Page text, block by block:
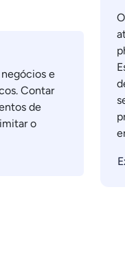
e
Contar
de
o